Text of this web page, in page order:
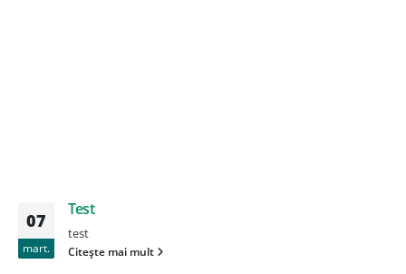
07
mart.
Test
test
Citește mai mult